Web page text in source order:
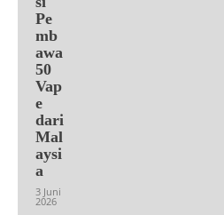
Pe
mb
awa
50
Vap
e
dari
Mal
aysi
a
3 Juni
2026